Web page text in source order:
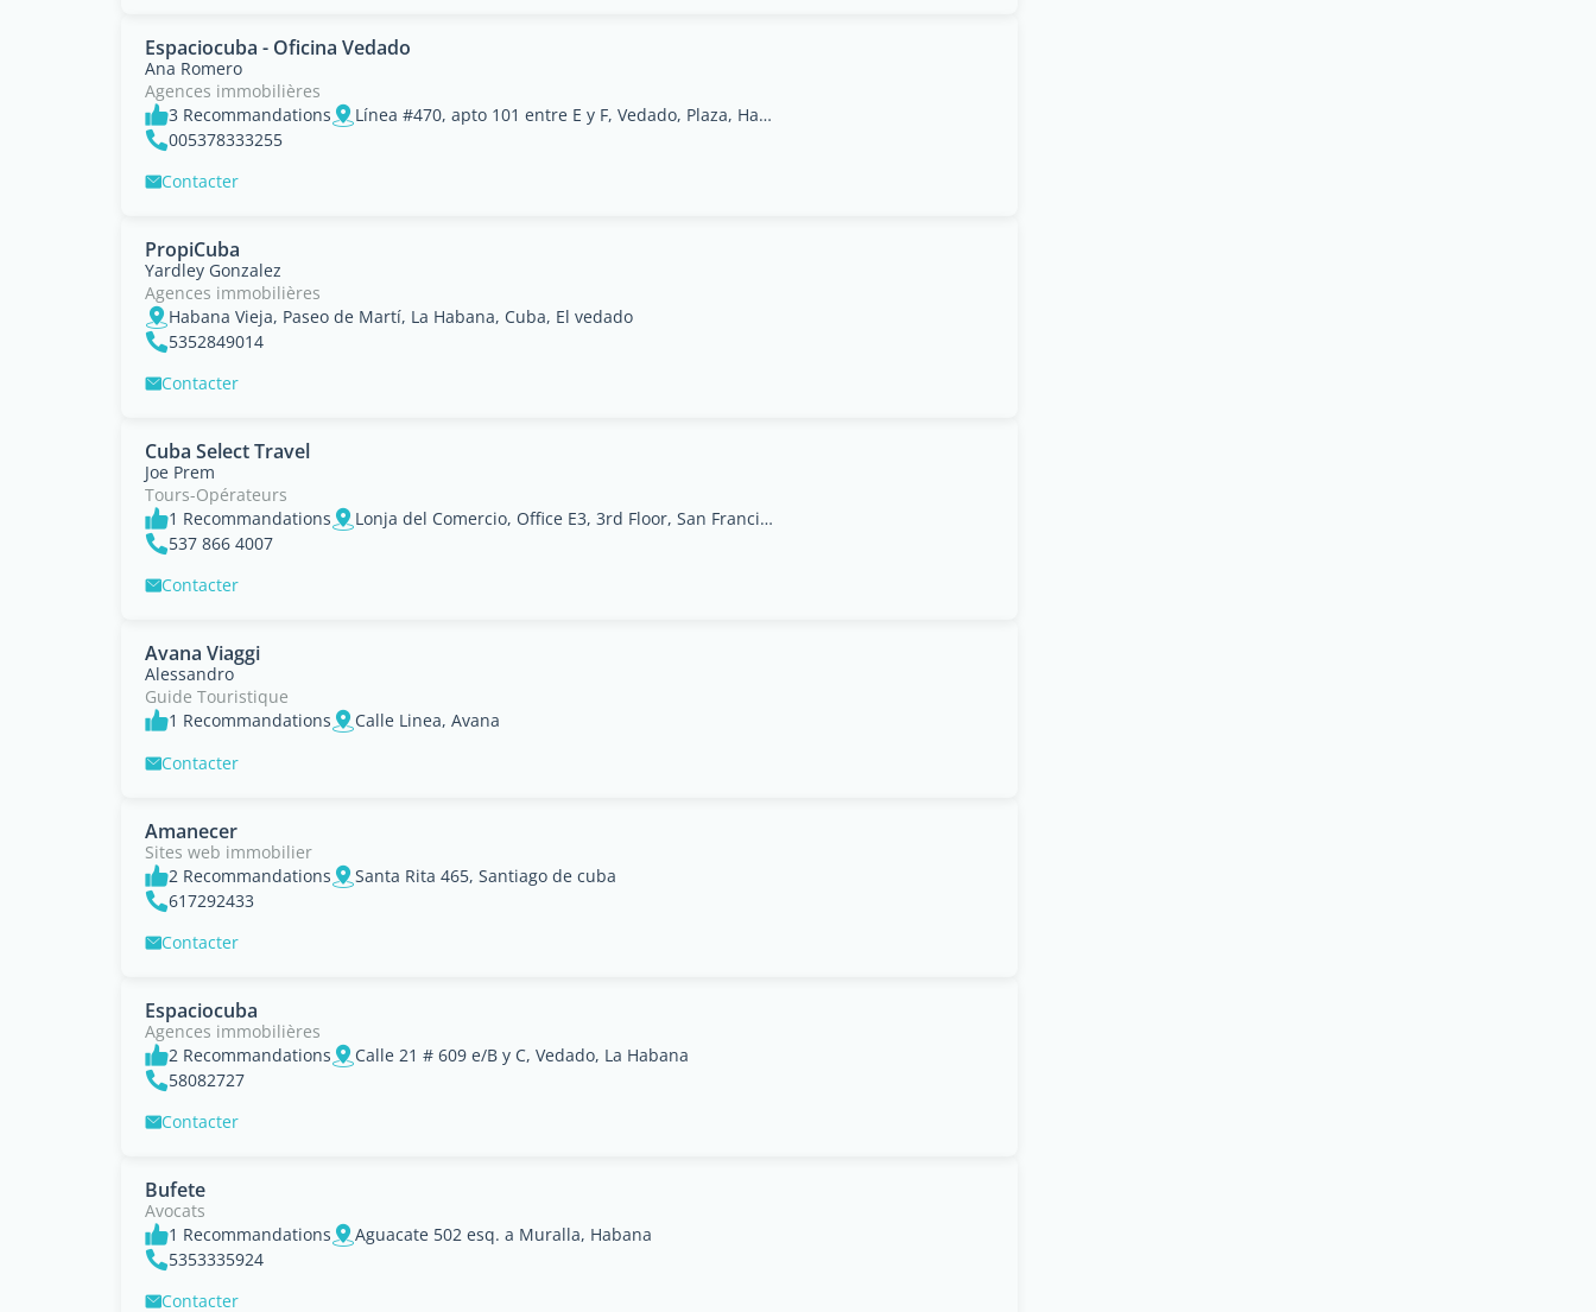
Espaciocuba - Oficina Vedado
Ana Romero
Agences immobilières
3 Recommandations
Línea #470, apto 101 entre E y F, Vedado, Plaza, Havana, Provincia de La Habana
005378333255
Contacter
PropiCuba
Yardley Gonzalez
Agences immobilières
Habana Vieja, Paseo de Martí, La Habana, Cuba, El vedado
5352849014
Contacter
Cuba Select Travel
Joe Prem
Tours-Opérateurs
1 Recommandations
Lonja del Comercio, Office E3, 3rd Floor, San Francisco Plaza, Old Havana.
537 866 4007
Contacter
Avana Viaggi
Alessandro
Guide Touristique
1 Recommandations
Calle Linea, Avana
Contacter
Amanecer
Sites web immobilier
2 Recommandations
Santa Rita 465, Santiago de cuba
617292433
Contacter
Espaciocuba
Agences immobilières
2 Recommandations
Calle 21 # 609 e/B y C, Vedado, La Habana
58082727
Contacter
Bufete
Avocats
1 Recommandations
Aguacate 502 esq. a Muralla, Habana
5353335924
Contacter